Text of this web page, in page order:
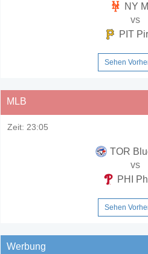
NY
vs
PIT
Sehen
MLB
Zeit: 23:05
TOR
vs
PHI
Sehen
Werbung